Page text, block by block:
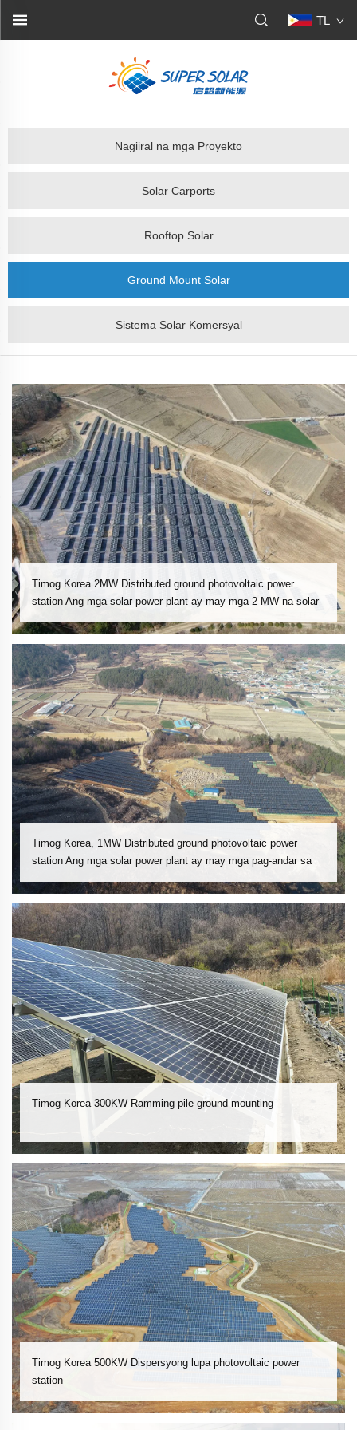
TL
Nagiiral na mga Proyekto
Solar Carports
Rooftop Solar
Ground Mount Solar
Sistema Solar Komersyal
Timog Korea 2MW Distributed ground photovoltaic power
station Ang mga solar power plant ay may mga 2 MW na solar
Timog Korea, 1MW Distributed ground photovoltaic power
station Ang mga solar power plant ay may mga pag-andar sa
power plant
Timog Korea 300KW Ramming pile ground mounting
Timog Korea 500KW Dispersyong lupa photovoltaic power
station